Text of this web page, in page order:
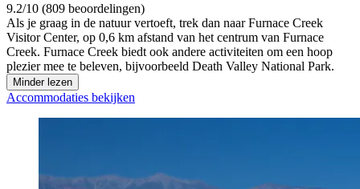
9.2/10 (809 beoordelingen)
Als je graag in de natuur vertoeft, trek dan naar Furnace Creek
Visitor Center, op 0,6 km afstand van het centrum van Furnace
Creek. Furnace Creek biedt ook andere activiteiten om een hoop
plezier mee te beleven, bijvoorbeeld Death Valley National Park.
Minder lezen
Accommodaties bekijken